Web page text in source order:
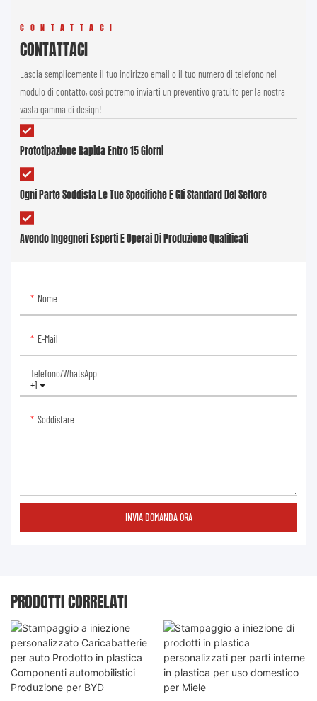
CONTATTACI
CONTATTACI
Lascia semplicemente il tuo indirizzo email o il tuo numero di telefono nel
modulo di contatto, così potremo inviarti un preventivo gratuito per la nostra
vasta gamma di design!
Prototipazione Rapida Entro 15 Giorni
Ogni Parte Soddisfa Le Tue Specifiche E Gli Standard Del Settore
Avendo Ingegneri Esperti E Operai Di Produzione Qualificati
Nome
E-Mail
+1
Telefono/WhatsApp
Soddisfare
INVIA DOMANDA ORA
PRODOTTI CORRELATI